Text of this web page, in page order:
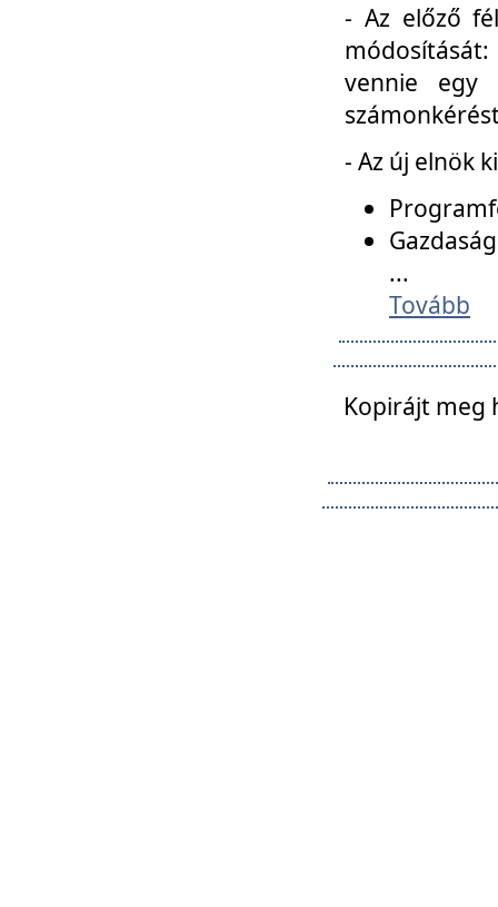
- Az előző
vennie egy
- Az új elnök
...
Tovább
Kopirájt meg